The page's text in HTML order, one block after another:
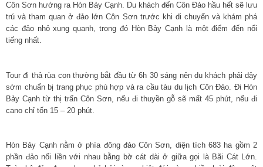
Côn Sơn hướng ra Hòn Bảy Cạnh. Du khách đến Côn Đảo hầu hết sẽ lưu
trú và tham quan ở đảo lớn Côn Sơn trước khi di chuyển và khám phá
các đảo nhỏ xung quanh, trong đó Hòn Bảy Cạnh là một điểm đến nổi
tiếng nhất.
Tour đi thả rùa con thường bắt đầu từ 6h 30 sáng nên du khách phải dậy
sớm chuẩn bị trang phục phù hợp và ra cầu tàu du lịch Côn Đảo. Đi Hòn
Bảy Cạnh từ thị trấn Côn Sơn, nếu đi thuyền gỗ sẽ mất 45 phút, nếu đi
cano chỉ tốn 15 – 20 phút.
Hòn Bảy Cạnh nằm ở phía đông đảo Côn Sơn, diện tích 683 ha gồm 2
phần đảo nối liền với nhau bằng bờ cát dài ở giữa gọi là Bãi Cát Lớn.